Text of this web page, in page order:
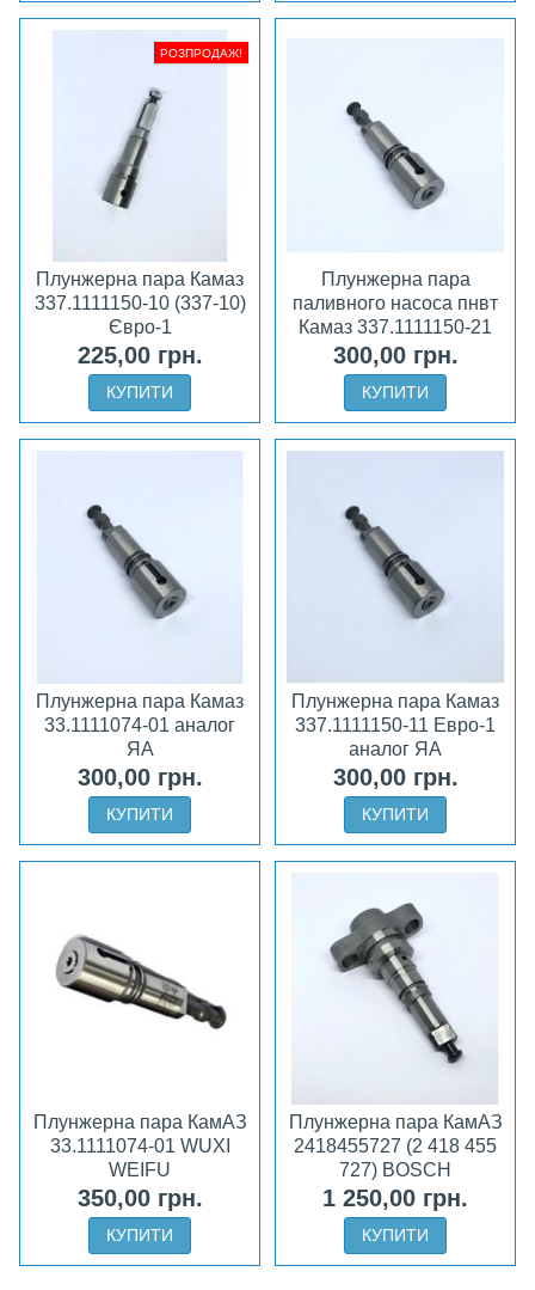
РОЗПРОДАЖ!
Плунжерна пара Камаз
337.1111150-10 (337-10)
Євро-1
225,00 грн.
КУПИТИ
Плунжерна пара
паливного насоса пнвт
Камаз 337.1111150-21
Евро-2 аналог ЯА
300,00 грн.
КУПИТИ
Плунжерна пара Камаз
33.1111074-01 аналог
ЯА
300,00 грн.
КУПИТИ
Плунжерна пара Камаз
337.1111150-11 Евро-1
аналог ЯА
300,00 грн.
КУПИТИ
Плунжерна пара КамАЗ
33.1111074-01 WUXI
WEIFU
350,00 грн.
КУПИТИ
Плунжерна пара КамАЗ
2418455727 (2 418 455
727) BOSCH
1 250,00 грн.
КУПИТИ